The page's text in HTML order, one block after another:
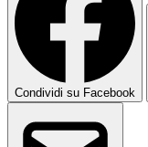
Condividi su Facebook